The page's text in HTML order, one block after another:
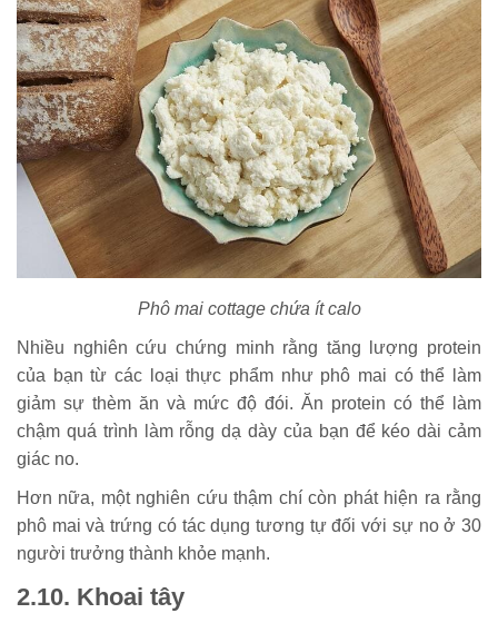
Phô mai cottage chứa ít calo
Nhiều nghiên cứu chứng minh rằng tăng lượng protein
của bạn từ các loại thực phẩm như phô mai có thể làm
giảm sự thèm ăn và mức độ đói. Ăn protein có thể làm
chậm quá trình làm rỗng dạ dày của bạn để kéo dài cảm
giác no.
Hơn nữa, một nghiên cứu thậm chí còn phát hiện ra rằng
phô mai và trứng có tác dụng tương tự đối với sự no ở 30
người trưởng thành khỏe mạnh.
2.10. Khoai tây